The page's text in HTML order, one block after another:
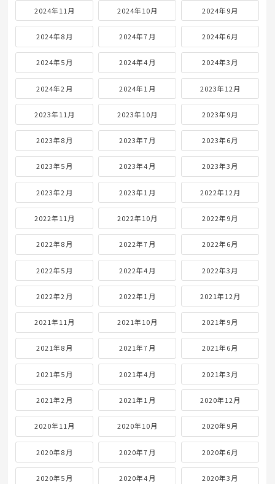
2024年11月 2024年10月 2024年9月
2024年8月 2024年7月 2024年6月
2024年5月 2024年4月 2024年3月
2024年2月 2024年1月 2023年12月
2023年11月 2023年10月 2023年9月
2023年8月 2023年7月 2023年6月
2023年5月 2023年4月 2023年3月
2023年2月 2023年1月 2022年12月
2022年11月 2022年10月 2022年9月
2022年8月 2022年7月 2022年6月
2022年5月 2022年4月 2022年3月
2022年2月 2022年1月 2021年12月
2021年11月 2021年10月 2021年9月
2021年8月 2021年7月 2021年6月
2021年5月 2021年4月 2021年3月
2021年2月 2021年1月 2020年12月
2020年11月 2020年10月 2020年9月
2020年8月 2020年7月 2020年6月
2020年5月 2020年4月 2020年3月